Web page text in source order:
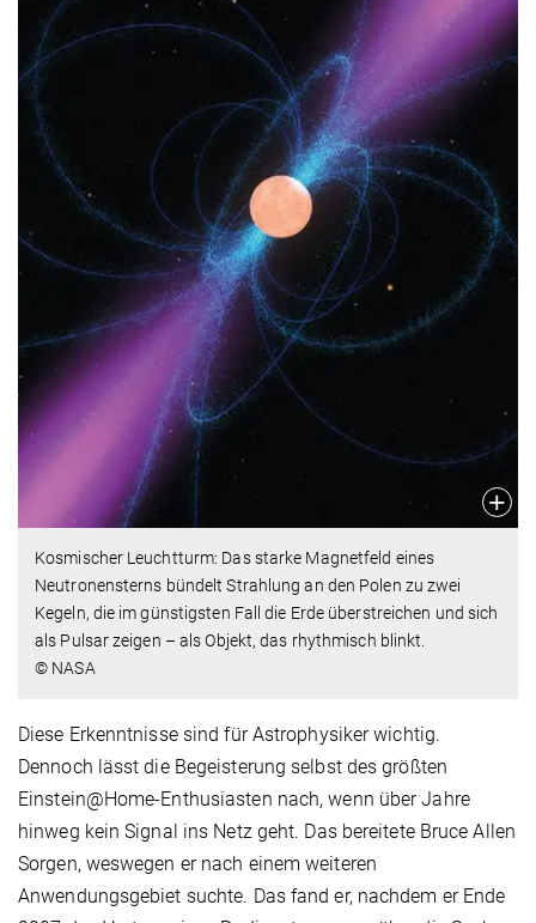
Kosmischer Leuchtturm: Das starke Magnetfeld eines
Neutronensterns bündelt Strahlung an den Polen zu zwei
Kegeln, die im günstigsten Fall die Erde überstreichen und sich
als Pulsar zeigen – als Objekt, das rhythmisch blinkt.
© NASA
Diese Erkenntnisse sind für Astrophysiker wichtig.
Dennoch lässt die Begeisterung selbst des größten
Einstein@Home-Enthusiasten nach, wenn über Jahre
hinweg kein Signal ins Netz geht. Das bereitete Bruce Allen
Sorgen, weswegen er nach einem weiteren
Anwendungsgebiet suchte. Das fand er, nachdem er Ende